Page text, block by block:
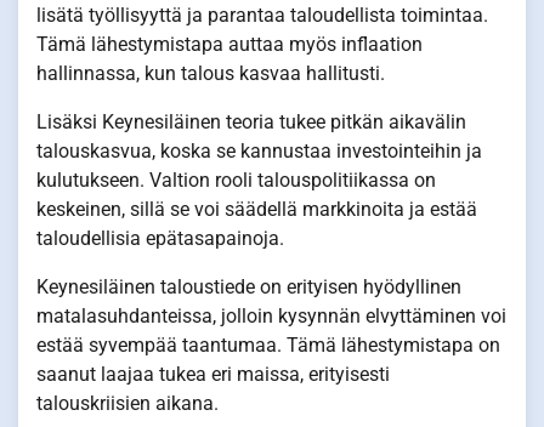
lisätä työllisyyttä ja parantaa taloudellista toimintaa.
Tämä lähestymistapa auttaa myös inflaation
hallinnassa, kun talous kasvaa hallitusti.
Lisäksi Keynesiläinen teoria tukee pitkän aikavälin
talouskasvua, koska se kannustaa investointeihin ja
kulutukseen. Valtion rooli talouspolitiikassa on
keskeinen, sillä se voi säädellä markkinoita ja estää
taloudellisia epätasapainoja.
Keynesiläinen taloustiede on erityisen hyödyllinen
matalasuhdanteissa, jolloin kysynnän elvyttäminen voi
estää syvempää taantumaa. Tämä lähestymistapa on
saanut laajaa tukea eri maissa, erityisesti
talouskriisien aikana.